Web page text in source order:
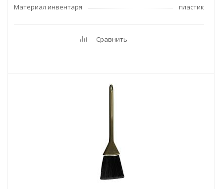
Материал инвентаря
пластик
Сравнить